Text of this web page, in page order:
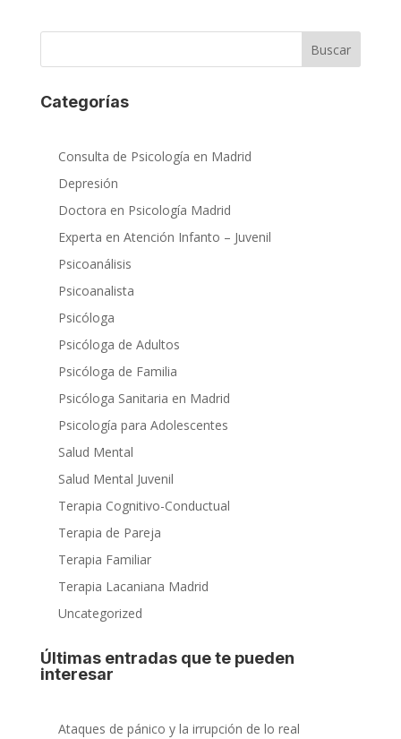
Buscar
Categorías
Consulta de Psicología en Madrid
Depresión
Doctora en Psicología Madrid
Experta en Atención Infanto – Juvenil
Psicoanálisis
Psicoanalista
Psicóloga
Psicóloga de Adultos
Psicóloga de Familia
Psicóloga Sanitaria en Madrid
Psicología para Adolescentes
Salud Mental
Salud Mental Juvenil
Terapia Cognitivo-Conductual
Terapia de Pareja
Terapia Familiar
Terapia Lacaniana Madrid
Uncategorized
Últimas entradas que te pueden
interesar
Ataques de pánico y la irrupción de lo real